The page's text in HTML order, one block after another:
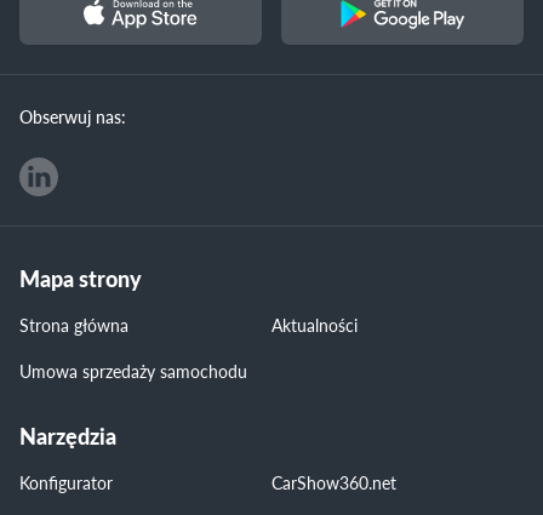
Obserwuj nas:
Mapa strony
Strona główna
Aktualności
Umowa sprzedaży samochodu
Narzędzia
Konfigurator CarShow360.net